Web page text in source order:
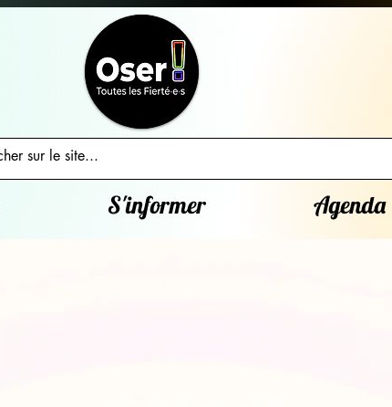
S'informer Agenda